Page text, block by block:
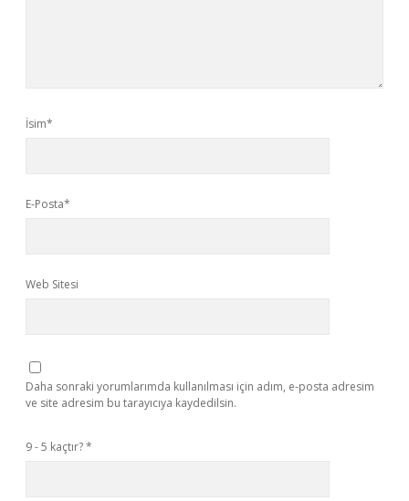
İsim*
E-Posta*
Web Sitesi
Daha sonraki yorumlarımda kullanılması için adım, e-posta adresim
ve site adresim bu tarayıcıya kaydedilsin.
9 - 5 kaçtır?*